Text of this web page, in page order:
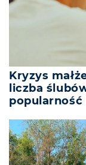
Kryzys
liczba